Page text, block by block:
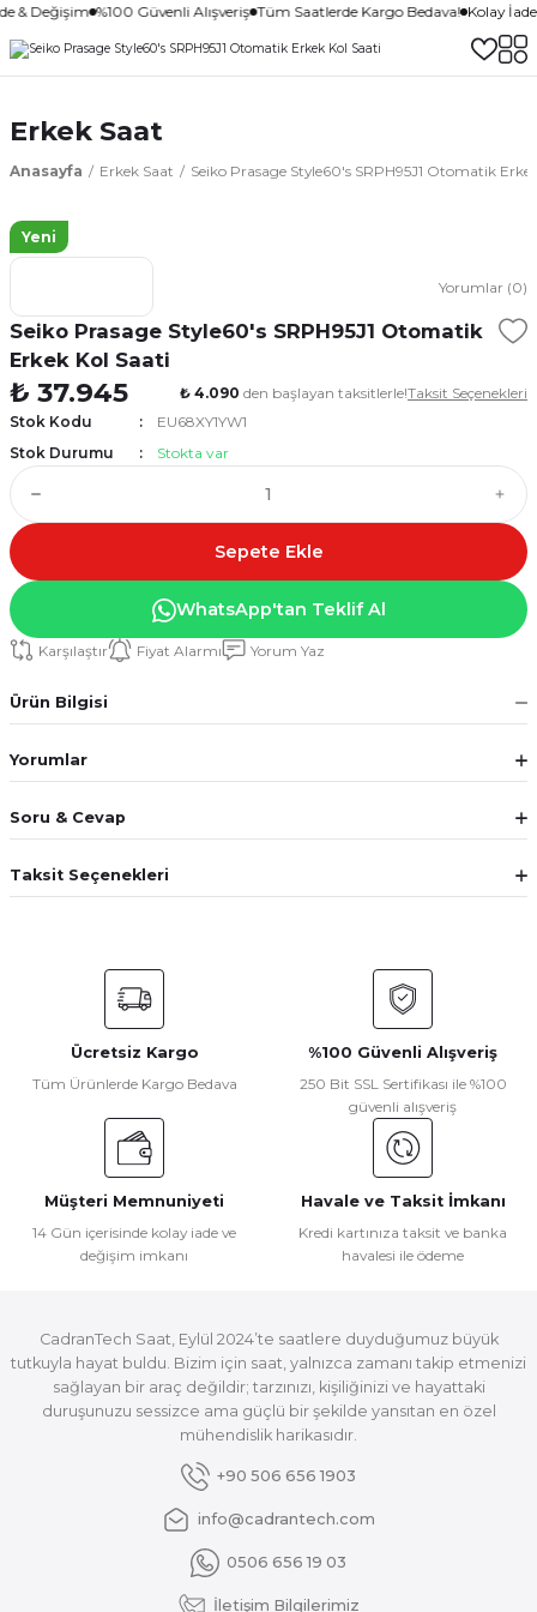
& Değişim %100 Güvenli Alışveriş Tüm Saatlerde Kargo Bedava! Kolay
Erkek Saat
Anasayfa Erkek Saat Seiko Prasage Style60's SRPH95J1 Otomatik
Yeni
Yorumlar (0)
Seiko Prasage Style60's SRPH95J1 Otomatik
Erkek Kol Saati
₺ 37.945 ₺ 4.090 den başlayan taksitlerle!Taksit Seçenekleri
Stok Kodu
EU68XY1YW1
Stok Durumu
Stokta var
Sepete Ekle
WhatsApp'tan Teklif Al
Karşılaştır Fiyat Alarmı Yorum Yaz
Ürün Bilgisi
Yorumlar
Soru & Cevap
Taksit Seçenekleri
Ücretsiz Kargo
Tüm Ürünlerde Kargo Bedava
%100 Güvenli Alışveriş
250 Bit SSL Sertifikası ile %100
güvenli alışveriş
Müşteri Memnuniyeti
14 Gün içerisinde kolay iade ve
değişim imkanı
Havale ve Taksit İmkanı
Kredi kartınıza taksit ve banka
havalesi ile ödeme
CadranTech Saat, Eylül 2024’te saatlere duyduğumuz büyük
tutkuyla hayat buldu. Bizim için saat, yalnızca zamanı takip etmenizi
sağlayan bir araç değildir; tarzınızı, kişiliğinizi ve hayattaki
duruşunuzu sessizce ama güçlü bir şekilde yansıtan en özel
mühendislik harikasıdır.
+90 506 656 1903
info@cadrantech.com
0506 656 19 03
İletişim Bilgilerimiz